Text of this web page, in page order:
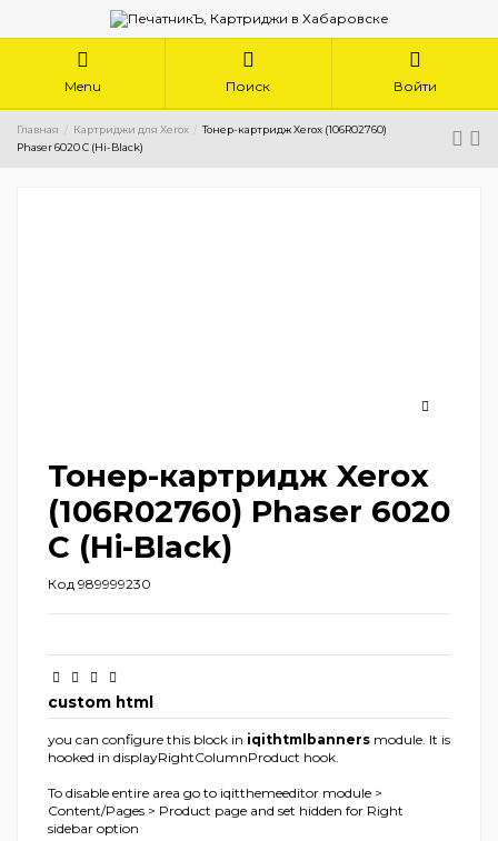
Menu Поиск Войти
Главная Картриджи для Xerox
Тонер-картридж Xerox (106R02760)
Phaser 6020 C (Hi-Black)
Тонер-картридж Xerox
(106R02760) Phaser 6020
C (Hi-Black)
Код 989999230
custom html
you can configure this block in iqithtmlbanners module. It is
hooked in displayRightColumnProduct hook.
To disable entire area go to iqitthemeeditor module >
Content/Pages > Product page and set hidden for Right
sidebar option